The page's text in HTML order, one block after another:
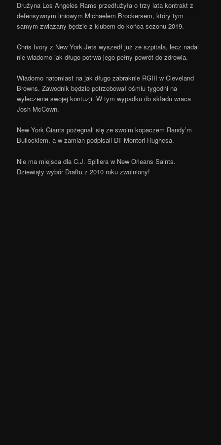
Drużyna Los Angeles Rams przedłużyła o trzy lata kontrakt z
defensywnym liniowym Michaelem Brockersem, który tym
samym związany będzie z klubem do końca sezonu 2019.
Chris Ivory z New York Jets wyszedł już ze szpitala, lecz nadal
nie wiadomo jak długo potrwa jego pełny powrót do zdrowia.
Wiadomo natomiast na jak długo zabraknie RGIII w Cleveland
Browns. Zawodnik będzie potrzebował ośmiu tygodni na
wyleczenie swojej kontuzji. W tym wypadku do składu wraca
Josh McCown.
New York Giants pożegnali się ze swoim kopaczem Randy’m
Bullockiem, a w zamian podpisali DT Montori Hughesa.
Nie ma miejsca dla C.J. Spillera w New Orleans Saints.
Dziewiąty wybór Draftu z 2010 roku zwolniony!